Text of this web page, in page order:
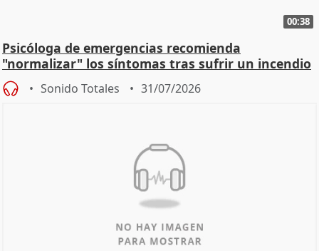
00:38
Psicóloga de emergencias recomienda
"normalizar" los síntomas tras sufrir un incendio
Sonido Totales 31/07/2026